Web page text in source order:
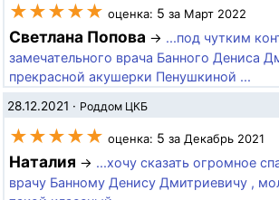
★★★★★ оценка: 5 за Март 2022
Светлана Попова → ...под чутким
замечательного врача Банного Дениса
прекрасной акушерки Пенушкиной ...
28.12.2021 · Роддом ЦКБ
★★★★★ оценка: 5 за Декабрь 2021
Наталия → ...хочу сказать огромное
врачу Банному Денису Дмитриевичу ,